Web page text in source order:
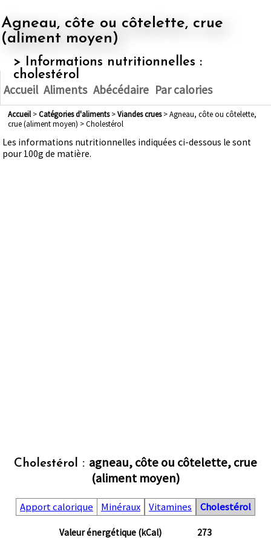
Agneau, côte ou côtelette, crue
(aliment moyen)
> Informations nutritionnelles :
cholestérol
Accueil Aliments Abécédaire Par calories
Accueil> Catégories d'aliments> viandes crues> Agneau, côte ou côtelette,
crue (aliment moyen) > Cholestérol
Les informations nutritionnelles indiquées ci-dessous le sont
pour 100g de matière.
Cholestérol : agneau, côte ou côtelette, crue
(aliment moyen)
Apport calorique Minéraux Vitamines Cholestérol
Valeur énergétique (kCal) 273